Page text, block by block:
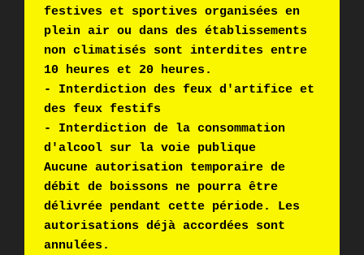
festives et sportives organisées en
plein air ou dans des établissements
non climatisés sont interdites entre
10 heures et 20 heures.
- Interdiction des feux d'artifice et
des feux festifs
- Interdiction de la consommation
d'alcool sur la voie publique
Aucune autorisation temporaire de
débit de boissons ne pourra être
délivrée pendant cette période. Les
autorisations déjà accordées sont
annulées.